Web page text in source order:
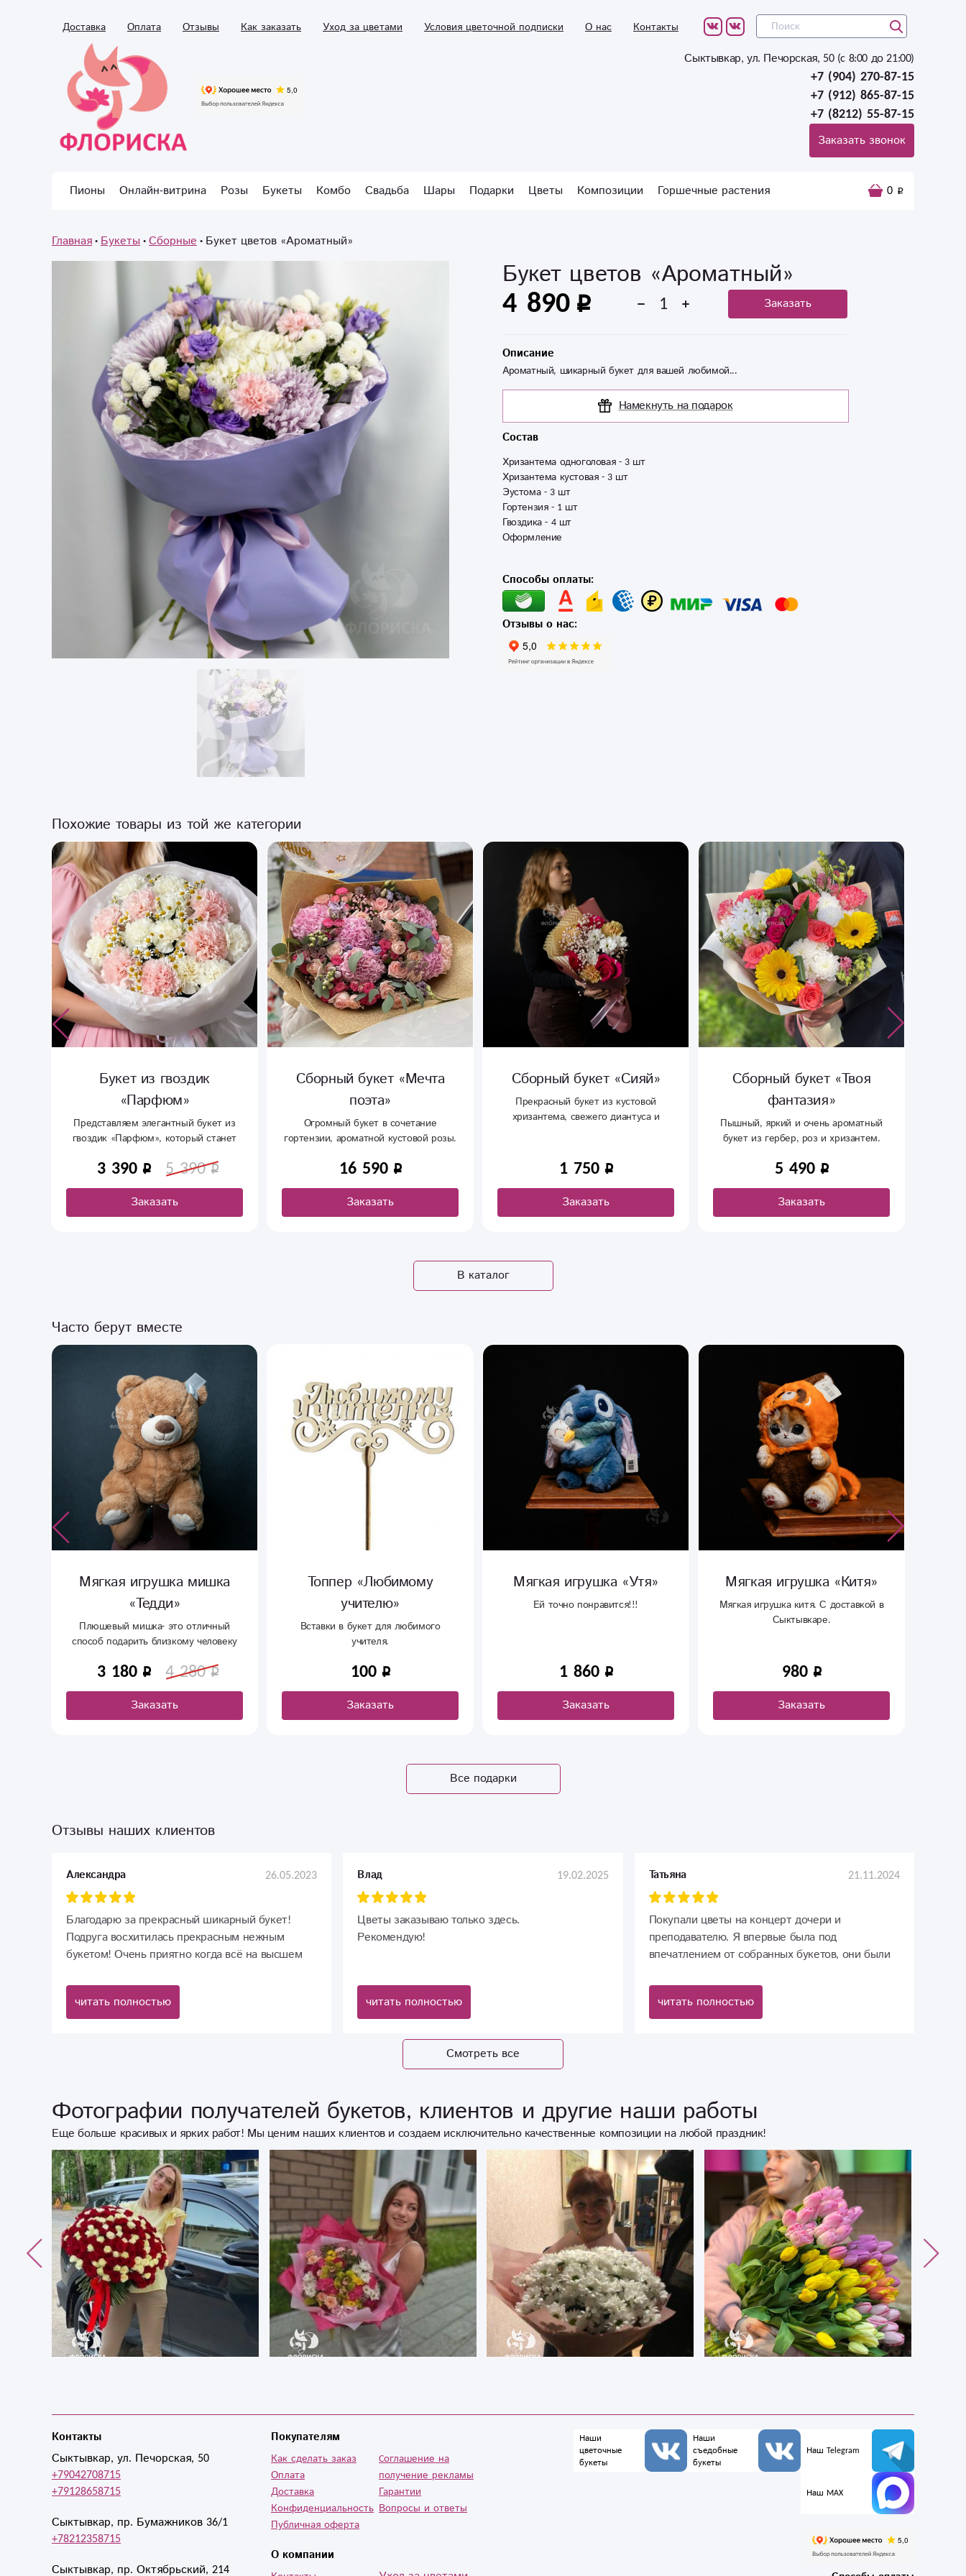
Доставка Оплата Отзывы Как заказать Уход за цветами Условия цветочной подписки О нас Контакты
Сыктывкар, ул. Печорская, 50 (c 8:00 до 21:00)
+7 (904) 270-87-15
+7 (912) 865-87-15
+7 (8212) 55-87-15
Заказать звонок
Пионы Онлайн-витрина Розы Букеты Комбо Свадьба Шары Подарки Цветы Композиции Горшечные растения 0
Главная Букеты Сборные Букет цветов «Ароматный»
Букет цветов «Ароматный»
4 890 Заказать
Описание
Ароматный, шикарный букет для вашей любимой...
Намекнуть на подарок
Состав
Хризантема одноголовая - 3 шт
Хризантема кустовая - 3 шт
Эустома - 3 шт
Гортензия - 1 шт
Гвоздика - 4 шт
Оформление
Способы оплаты:
Отзывы о нас:
Похожие товары из той же категории
Букет из гвоздик
«Парфюм»
Представляем элегантный букет из
гвоздик «Парфюм», который станет
Заказать букет из гвоздик можно на
Ромашка - 5 шт Оформление
3 390 5 390
Заказать
Сборный букет «Мечта
поэта»
Огромный букет в сочетание
гортензии, ароматной кустовой розы.
16 590
Заказать
Сборный букет «Сияй»
Прекрасный букет из кустовой
хризантема, свежего диантуса и
Гипсофила - 1 шт Оформление
1 750
Заказать
Сборный букет «Твоя
фантазия»
Пышный, яркий и очень ароматный
букет из гербер, роз и хризантем.
5 490
Заказать
В каталог
Часто берут вместе
Мягкая игрушка мишка
«Тедди»
Плюшевый мишка- это отличный
способ подарить близкому человеку
доставкой в Сыктывкаре.
3 180 4 280
Заказать
Топпер «Любимому
учителю»
Вставки в букет для любимого
учителя.
100
Заказать
Мягкая игрушка «Утя»
Ей точно понравится!!!
1 860
Заказать
Мягкая игрушка «Китя»
Мягкая игрушка китя. С доставкой в
Сыктывкаре.
980
Заказать
Все подарки
Отзывы наших клиентов
Александра 26.05.2023
Благодарю за прекрасный шикарный букет!
Подруга восхитилась прекрасным нежным
букетом! Очень приятно когда всё на высшем
читать полностью
Влад 19.02.2025
Цветы заказываю только здесь.
Рекомендую!
читать полностью
Татьяна 21.11.2024
Покупали цветы на концерт дочери и
преподавателю. Я впервые была под
впечатлением от собранных букетов, они были
очень была восхищена, как нам красиво все
собрали и оформили! Спасибо!
читать полностью
Смотреть все
Фотографии получателей букетов, клиентов и другие наши работы
Еще больше красивых и ярких работ! Мы ценим наших клиентов и создаем исключительно качественные композиции на любой праздник!
Контакты
Сыктывкар, ул. Печорская, 50
+79042708715
+79128658715
Сыктывкар, пр. Бумажников 36/1
+78212358715
Сыктывкар, пр. Октябрьский, 214
Покупателям
Как сделать заказ
Оплата
Доставка
Конфиденциальность
Публичная оферта
Cоглашение на
получение рекламы
Гарантии
Вопросы и ответы
О компании
Наши
цветочные
букеты
Наши
съедобные
букеты
Наш Telegram
Наш MAX